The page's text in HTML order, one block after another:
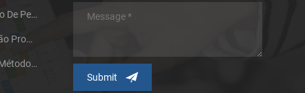
Nossa Pesquisa E Aplicação De Peças De Moldagem Por Injeção De Metal De Tamanho Grande
A Tecnologia De Pulverização Promove O Desenvolvimento Do Processo De Moldagem Por Injeção De Pó Metálico
Partícula De Pó Metálico E Métodos De Fabricação Influenciando Na Tecnologia MIM